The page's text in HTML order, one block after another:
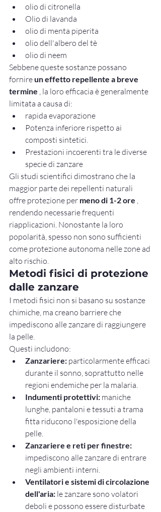
olio di citronella
Olio di lavanda
olio di menta piperita
olio dell'albero del tè
olio di neem
Sebbene queste sostanze possano
fornire un effetto repellente a breve
termine , la loro efficacia è generalmente
limitata a causa di:
rapida evaporazione
Potenza inferiore rispetto ai
composti sintetici.
Prestazioni incoerenti tra le diverse
specie di zanzare
Gli studi scientifici dimostrano che la
maggior parte dei repellenti naturali
offre protezione per meno di 1-2 ore
rendendo necessarie frequenti
riapplicazioni. Nonostante la loro
popolarità, spesso non sono sufficienti
come protezione autonoma nelle zone ad
alto rischio.
Metodi fisici di protezione
dalle zanzare
I metodi fisici non si basano su sostanze
chimiche, ma creano barriere che
impediscono alle zanzare di raggiungere
la pelle.
Questi includono:
Zanzariere: particolarmente efficaci
durante il sonno, soprattutto nelle
regioni endemiche per la malaria.
Indumenti protettivi: maniche
lunghe, pantaloni e tessuti a trama
fitta riducono l'esposizione della
pelle.
Zanzariere e reti per finestre:
impediscono alle zanzare di entrare
negli ambienti interni.
Ventilatori e sistemi di circolazione
dell'aria: le zanzare sono volatori
deboli e possono essere disturbate